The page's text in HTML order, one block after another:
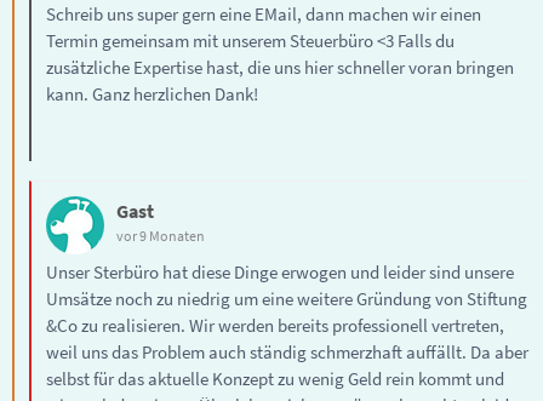
Schreib uns super gern eine EMail, dann machen wir einen
Termin gemeinsam mit unserem Steuerbüro <3 Falls du
zusätzliche Expertise hast, die uns hier schneller voran bringen
kann. Ganz herzlichen Dank!
Gast
vor 9 Monaten
Unser Sterbüro hat diese Dinge erwogen und leider sind unsere
Umsätze noch zu niedrig um eine weitere Gründung von Stiftung
&Co zu realisieren. Wir werden bereits professionell vertreten,
weil uns das Problem auch ständig schmerzhaft auffällt. Da aber
selbst für das aktuelle Konzept zu wenig Geld rein kommt und